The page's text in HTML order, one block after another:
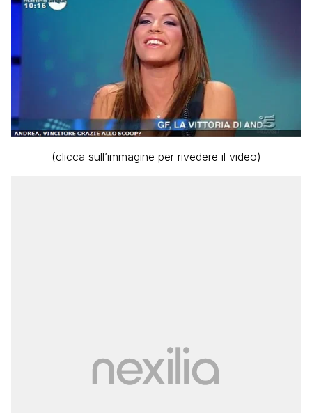
(clicca sull’immagine per rivedere il video)